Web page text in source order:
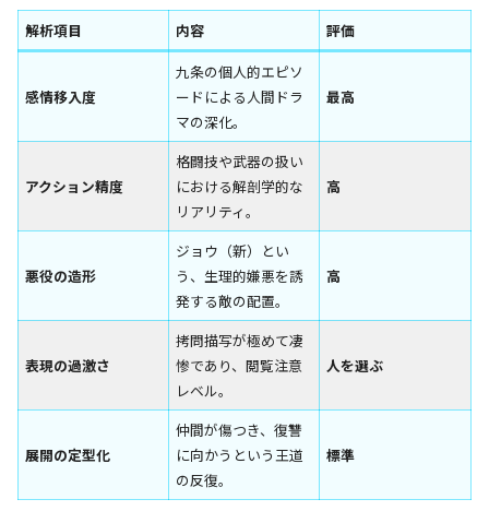
解析項目 内容 評価
感情移入度
九条の個人的エピソ
ードによる人間ドラ
マの深化。
最高
アクション精度
格闘技や武器の扱い
における解剖学的な
リアリティ。
高
悪役の造形
ジョウ（新）とい
う、生理的嫌悪を誘
発する敵の配置。
高
表現の過激さ
拷問描写が極めて凄
惨であり、閲覧注意
レベル。
人を選ぶ
展開の定型化
仲間が傷つき、復讐
に向かうという王道
の反復。
標準